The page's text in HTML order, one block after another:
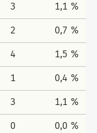
3 1,1 %
2 0,7 %
4 1,5 %
1 0,4 %
3 1,1 %
0 0,0 %